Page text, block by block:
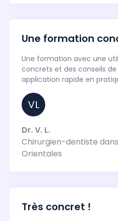
Une formation
Une formation avec une
concrets et des conseils
application rapide en
VL
Dr. V. L.
Chirurgien-dentiste
Orientales
Très concret !